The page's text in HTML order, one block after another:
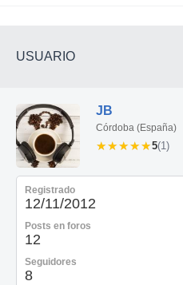
USUARIO
JB
Córdoba (España)
★★★★★
★★★★★5(1)
Registrado
12/11/2012
Posts en foros
12
Seguidores
8